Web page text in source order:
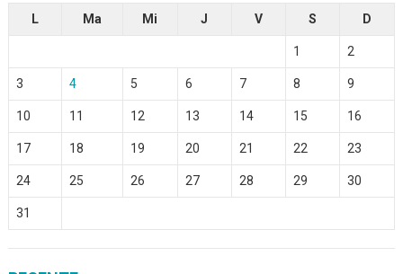
L Ma Mi J V S D
1 2
3 4 5 6 7 8 9
10 11 12 13 14 15 16
17 18 19 20 21 22 23
24 25 26 27 28 29 30
31